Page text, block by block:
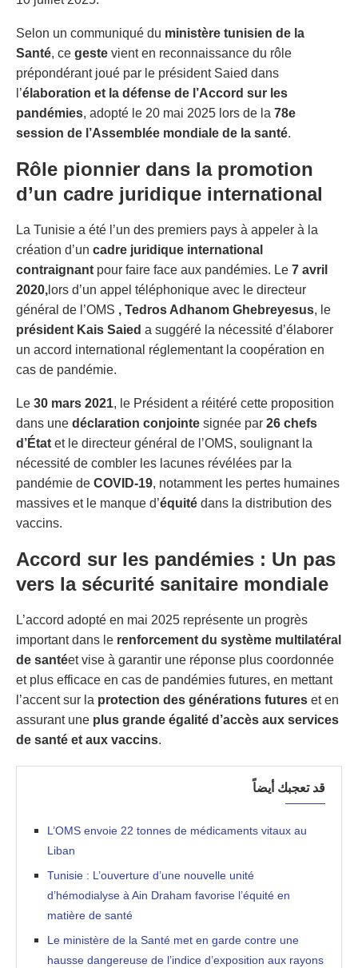
Selon un communiqué du ministère tunisien de la
Santé, ce geste vient en reconnaissance du rôle
prépondérant joué par le président Saied dans
l’élaboration et la défense de l’Accord sur les
pandémies, adopté le 20 mai 2025 lors de la 78e
session de l’Assemblée mondiale de la santé.
Rôle pionnier dans la promotion
d’un cadre juridique international
La Tunisie a été l’un des premiers pays à appeler à la
création d’un cadre juridique international
contraignant pour faire face aux pandémies. Le 7 avril
2020, lors d’un appel téléphonique avec le directeur
général de l’OMS , Tedros Adhanom Ghebreyesus, le
président Kais Saied a suggéré la nécessité d’élaborer
un accord international réglementant la coopération en
cas de pandémie.
Le 30 mars 2021, le Président a réitéré cette proposition
dans une déclaration conjointe signée par 26 chefs
d’État et le directeur général de l’OMS, soulignant la
nécessité de combler les lacunes révélées par la
pandémie de COVID-19, notamment les pertes humaines
massives et le manque d’équité dans la distribution des
vaccins.
Accord sur les pandémies : Un pas
vers la sécurité sanitaire mondiale
L’accord adopté en mai 2025 représente un progrès
important dans le renforcement du système multilatéral
de santéet vise à garantir une réponse plus coordonnée
et plus efficace en cas de pandémies futures, en mettant
l’accent sur la protection des générations futures et en
assurant une plus grande égalité d’accès aux services
de santé et aux vaccins.
قد تعجبك أيضاً
L’OMS envoie 22 tonnes de médicaments vitaux au
Liban
Tunisie : L’ouverture d’une nouvelle unité
d’hémodialyse à Ain Draham favorise l’équité en
matière de santé
Le ministère de la Santé met en garde contre une
hausse dangereuse de l’indice d’exposition aux rayons